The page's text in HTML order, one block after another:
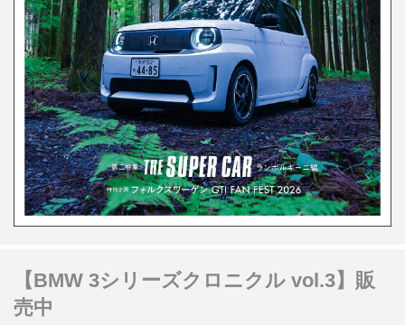
【BMW 3シリーズクロニクル vol.3】販
売中